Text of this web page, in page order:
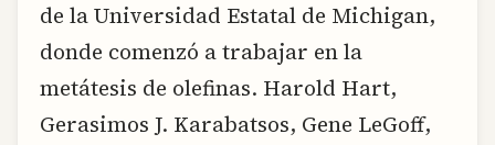
de la Universidad Estatal de Michigan,
donde comenzó a trabajar en la
metátesis de olefinas. Harold Hart,
Gerasimos J. Karabatsos, Gene LeGoff,